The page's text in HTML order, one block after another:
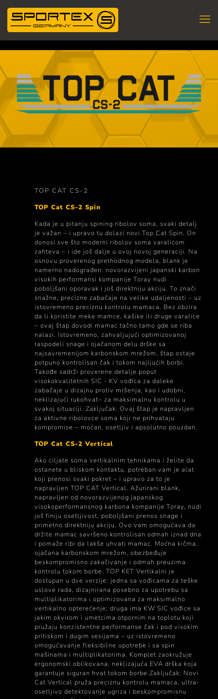
TOP CAT CS-2
TOP Cat CS-2 Spin
Kada je u pitanju spining ribolov soma, svaki detalj
je važan – i upravo tu dolazi novi Top Cat Spin. On
donosi sve što moderni ribolov soma varalicom
zahteva – i ide još dalje u ovoj novoj generaciji. Na
osnovu proverenog prethodnog modela, blank je
namerno nadograđen: novorazvijeni japanski karbon
visokih performansi kompanije Toray nudi
poboljšani oporavak i još direktniju akciju. To znači
snažne, precizne zabačaje na velike udaljenosti – uz
istovremeno preciznu kontrolu mamaca. Bez obzira
da li koristite meke mamce, kašike ili druge varalice
– ovaj štap dovodi mamac tačno tamo gde se riba
nalazi. Istovremeno, zahvaljujući optimizovanoj
raspodeli snage i ojačanom delu drške sa
najsavremenijom karbonskom mrežom, štap ostaje
potpuno kontrolisan čak i tokom najljućih borbi.
Takođe sadrži proverene detalje poput
visokokvalitetnih SIC - KV vođica za daleke
zabačaje u dizajnu protiv mršenja, kao i udobni,
neklizajući rukohvat– za maksimalnu kontrolu u
svakoj situaciji. Zaključak: Ovaj štap je napravljen
za aktivne ribolovce soma koji ne prihvataju
kompromise – moćan, osetljiv i apsolutno pouzdan.
TOP Cat CS-2 Vertical
Ako ciljate soma vertikalnim tehnikama i želite da
ostanete u bliskom kontaktu, potreban vam je alat
koji prenosi svaki pokret – i upravo za to je
napravljen TOP CAT Vertical. Ažurirani blank,
napravljen od novorazvijenog japanskog
visokoperformansnog karbona kompanije Toray, nudi
još finiju osetljivost, poboljšani prenos snage i
primetno direktniju akciju. Ovo vam omogućava da
držite mamac savršeno kontrolisan odmah iznad dna
i pomaže ribi da lakše uhvati mamac. Moćna kičma,
ojačana karbonskom mrežom, obezbeđuje
beskompromisno zakačivanje i odmah preuzima
kontrolu tokom borbe. TOP KET Vertikalni je
dostupan u dve verzije: jedna sa vođicama za teške
uslove rada, dizajnirana posebno za upotrebu sa
multiplikatorima i optimizovana za maksimalno
vertikalno opterećenje; druga ima KW SIC vođice sa
jakim okvirom i umetcima otpornim na toplotu koji
pružaju konzistentne performanse čak i pod visokim
pritiskom i dugim sesijama – uz istovremeno
omogućavanje fleksibilne upotrebe i sa spin
mašinama i multiplikatorima. Komplet zaokružuje
ergonomski oblikovana, neklizajuća EVA drška koja
garantuje siguran hvat tokom borbe.Zaključak: Novi
Cat Vertical pruža preciznu kontrolu mamaca, ultra-
osetljivo detektovanje ugriza i beskompromisnu